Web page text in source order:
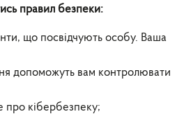
правил безпеки:
що посвідчують особу. Ваша
допоможуть вам контролювати
про кібербезпеку;